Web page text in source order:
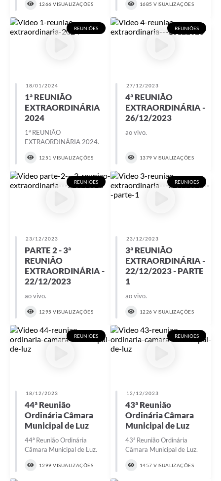
1266 VISUALIZAÇÕES 1685 VISUALIZAÇÕES
REUNIÕES
18/01/2024
1ª REUNIÃO
EXTRAORDINÁRIA
2024
1ª REUNIÃO
EXTRAORDINÁRIA 2024.
1251 VISUALIZAÇÕES
REUNIÕES
27/12/2023
4ª REUNIÃO
EXTRAORDINÁRIA -
26/12/2023
ao vivo.
1379 VISUALIZAÇÕES
REUNIÕES
23/12/2023
PARTE 2 - 3ª
REUNIÃO
EXTRAORDINÁRIA -
22/12/2023
ao vivo.
1295 VISUALIZAÇÕES
REUNIÕES
23/12/2023
3ª REUNIÃO
EXTRAORDINÁRIA -
22/12/2023 - PARTE
1
ao vivo.
1226 VISUALIZAÇÕES
REUNIÕES
18/12/2023
44ª Reunião
Ordinária Câmara
Municipal de Luz
44ª Reunião Ordinária
Câmara Municipal de Luz.
1299 VISUALIZAÇÕES
REUNIÕES
12/12/2023
43ª Reunião
Ordinária Câmara
Municipal de Luz
43ª Reunião Ordinária
Câmara Municipal de Luz.
1457 VISUALIZAÇÕES